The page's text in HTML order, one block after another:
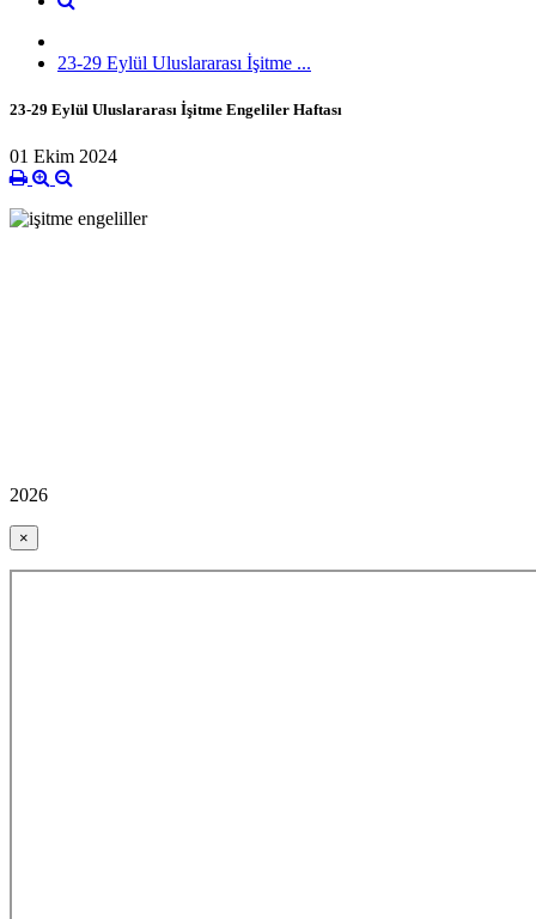
23-29 Eylül Uluslararası İşitme ...
23-29 Eylül Uluslararası İşitme Engeliler Haftası
01 Ekim 2024
2026
×